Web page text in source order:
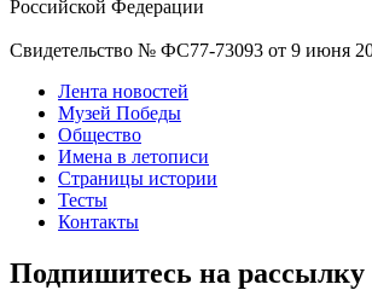
Российской Федерации
Свидетельство № ФС77-73093 от 9 июня
Лента новостей
Музей Победы
Общество
Имена в летописи
Страницы истории
Тесты
Контакты
Подпишитесь на рассылку